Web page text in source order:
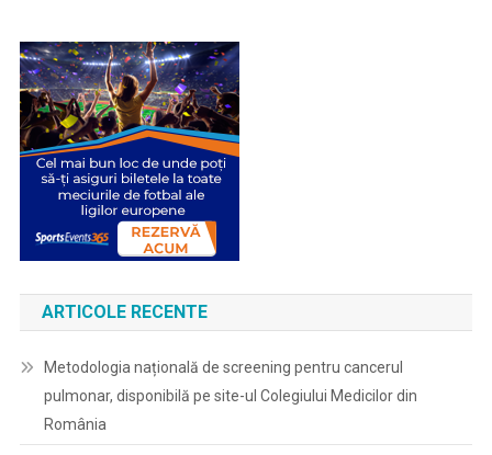
ARTICOLE RECENTE
Metodologia națională de screening pentru cancerul
pulmonar, disponibilă pe site-ul Colegiului Medicilor din
România